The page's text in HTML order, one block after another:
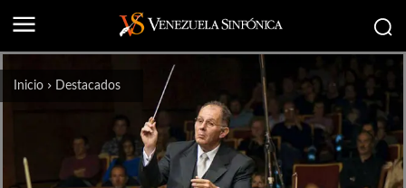
Inicio Destacados